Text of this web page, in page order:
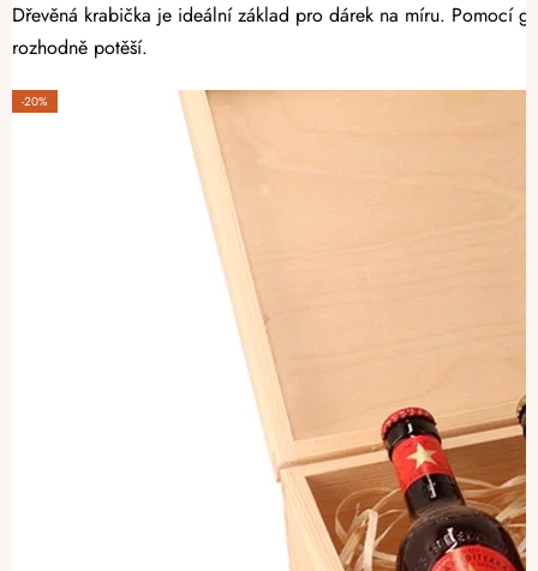
Dřevěná krabička je ideální základ pro dárek na míru. Pomocí
rozhodně potěší.
-20%